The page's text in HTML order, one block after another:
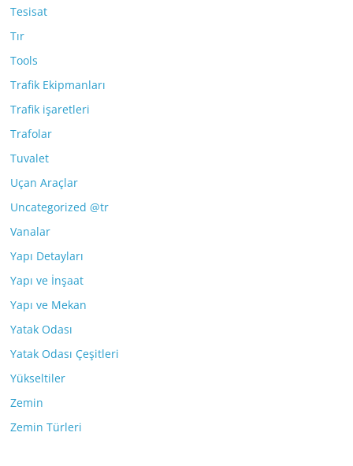
Tesisat
Tır
Tools
Trafik Ekipmanları
Trafik işaretleri
Trafolar
Tuvalet
Uçan Araçlar
Uncategorized @tr
Vanalar
Yapı Detayları
Yapı ve İnşaat
Yapı ve Mekan
Yatak Odası
Yatak Odası Çeşitleri
Yükseltiler
Zemin
Zemin Türleri